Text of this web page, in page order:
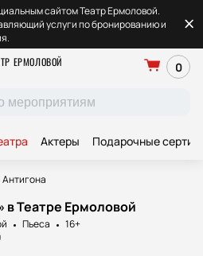
сайтом Театр Ермоловой.
услуги по бронированию и
ЕРМОЛОВОЙ
0
Актеры Подарочные
Антигона
в Театре Ермоловой
Пьеса
16+